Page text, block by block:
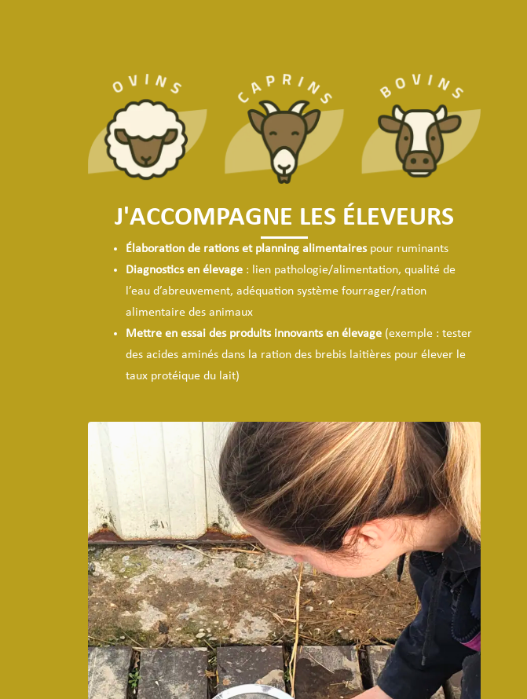
J'ACCOMPAGNE LES ÉLEVEURS
Élaboration de rations et planning alimentairespour ruminants
Diagnostics en élevage : lien pathologie/alimentation, qualité de
l’eau d’abreuvement, adéquation système fourrager/ration
alimentaire des animaux
Mettre en essai des produits innovants en élevage (exemple : tester
des acides aminés dans la ration des brebis laitières pour élever le
taux protéique du lait)